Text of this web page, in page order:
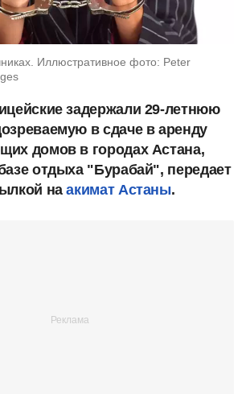
Иллюстративное фото: Peter
задержали 29-летнюю
в сдаче в аренду
домов в городах Астана,
отдыха "Бурабай", передает
наакимат Астаны.